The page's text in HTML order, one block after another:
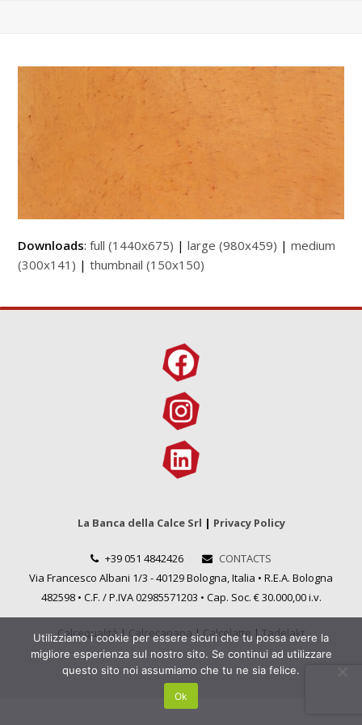
Downloads:full (1440x675) |large (980x459) |medium
(300x141) |thumbnail (150x150)
La Banca della Calce Srl | Privacy Policy
+39 051 4842426
CONTACTS
Via Francesco Albani 1/3 - 40129 Bologna, Italia • R.E.A. Bologna
482598 • C.F. / P.IVA 02985571203 • Cap. Soc. € 30.000,00 i.v.
Calcequalità|Calcecanapa|Calcelatte|Tadelakt
Utilizziamo i cookie per essere sicuri che tu possa avere la
migliore esperienza sul nostro sito. Se continui ad utilizzare
questo sito noi assumiamo che tu ne sia felice.
Ok